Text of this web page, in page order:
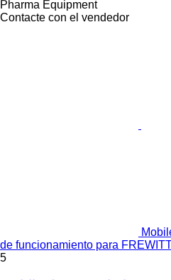
Pharma Equipment
Contacte con el vendedor
de funcionamiento para
5